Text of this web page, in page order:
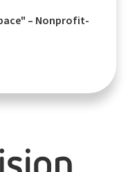
– Nonprofit-